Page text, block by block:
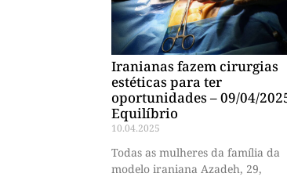
Iranianas fazem cirurgias
estéticas para ter
oportunidades – 09/04/
Equilíbrio
10.04.2025
Todas as mulheres da família da
modelo iraniana Azadeh, 29,